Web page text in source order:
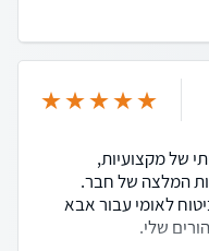
של מקצועיות,
המלצה של חבר.
לאומי עבור אבא
שלי.